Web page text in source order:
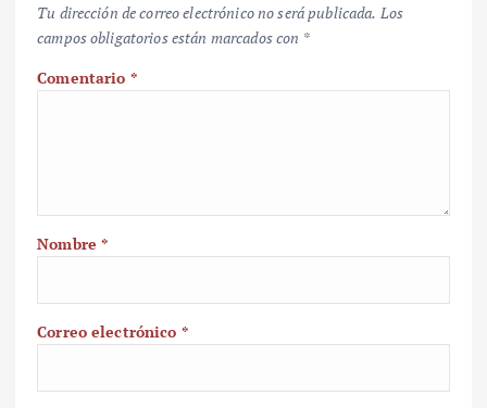
Tu dirección de correo electrónico no será publicada. Los
campos obligatorios están marcados con *
Comentario *
Nombre*
Correo electrónico *